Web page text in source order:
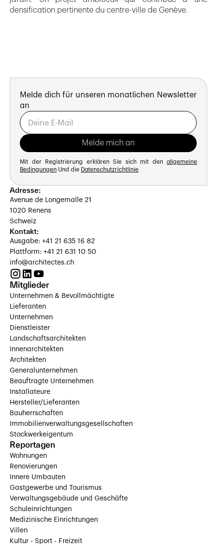
densification pertinente du centre-ville de Genève.
Melde dich für unseren monatlichen Newsletter
an
Mit der Registrierung erklären Sie sich mit den allgemeine
Bedingungen Und die Datenschutzrichtlinie
Adresse:
Avenue de Longemalle 21
1020 Renens
Schweiz
Kontakt:
Ausgabe: +41 21 635 16 82
Plattform: +41 21 631 10 50
info@architectes.ch
Mitglieder
Unternehmen & Bevollmächtigte
Lieferanten
Unternehmen
Dienstleister
Landschaftsarchitekten
Innenarchitekten
Architekten
Generalunternehmen
Beauftragte Unternehmen
Installateure
Hersteller/Lieferanten
Bauherrschaften
Immobilienverwaltungsgesellschaften
Stockwerkeigentum
Reportagen
Wohnungen
Renovierungen
Innere Umbauten
Gastgewerbe und Tourismus
Verwaltungsgebäude und Geschäfte
Schuleinrichtungen
Medizinische Einrichtungen
Villen
Kultur - Sport - Freizeit